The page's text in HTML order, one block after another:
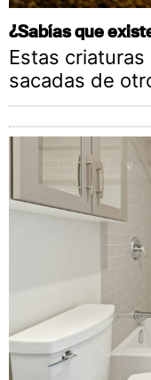
¿Sabías que
Estas
sacadas de